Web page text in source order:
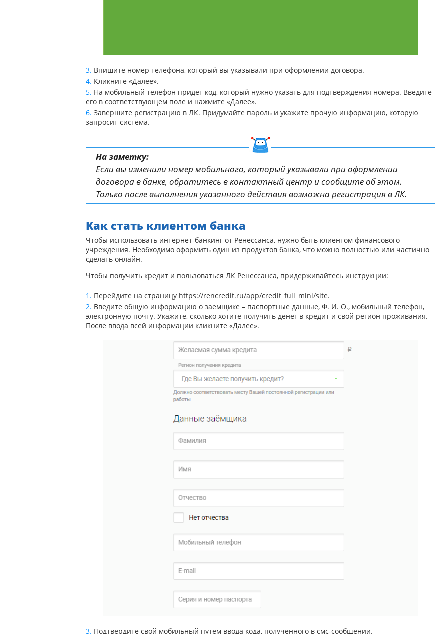
Впишите номер телефона, который вы указывали при оформлении договора.
Кликните «Далее».
На мобильный телефон придет код, который нужно указать для подтверждения номера. Введите
его в соответствующем поле и нажмите «Далее».
Завершите регистрацию в ЛК. Придумайте пароль и укажите прочую информацию, которую
запросит система.
На заметку:
Если вы изменили номер мобильного, который указывали при оформлении
договора в банке, обратитесь в контактный центр и сообщите об этом.
Только после выполнения указанного действия возможна регистрация в ЛК.
Как стать клиентом банка
Чтобы использовать интернет-банкинг от Ренессанса, нужно быть клиентом финансового
учреждения. Необходимо оформить один из продуктов банка, что можно полностью или частично
сделать онлайн.
Чтобы получить кредит и пользоваться ЛК Ренессанса, придерживайтесь инструкции:
Перейдите на страницу https://rencredit.ru/app/credit_full_mini/site.
Введите общую информацию о заемщике – паспортные данные, Ф. И. О., мобильный телефон,
электронную почту. Укажите, сколько хотите получить денег в кредит и свой регион проживания.
После ввода всей информации кликните «Далее».
Подтвердите свой мобильный путем ввода кода, полученного в смс-сообщении.